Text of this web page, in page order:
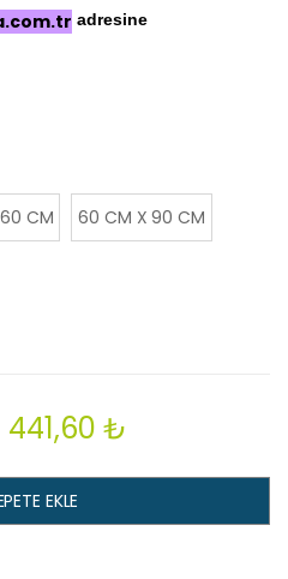
adresine
CM 60 CM X 90 CM
441,60 ₺
EKLE